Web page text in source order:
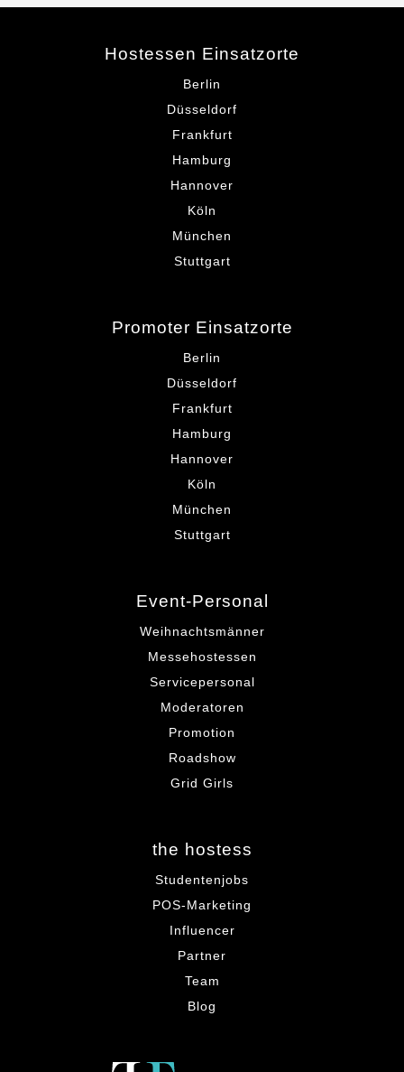
Hostessen Einsatzorte
Berlin
Düsseldorf
Frankfurt
Hamburg
Hannover
Köln
München
Stuttgart
Promoter Einsatzorte
Berlin
Düsseldorf
Frankfurt
Hamburg
Hannover
Köln
München
Stuttgart
Event-Personal
Weihnachtsmänner
Messehostessen
Servicepersonal
Moderatoren
Promotion
Roadshow
Grid Girls
the hostess
Studentenjobs
POS-Marketing
Influencer
Partner
Team
Blog